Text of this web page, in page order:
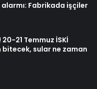
Fabrikada işçiler
21 Temmuz İSKİ
bitecek, sular ne zaman